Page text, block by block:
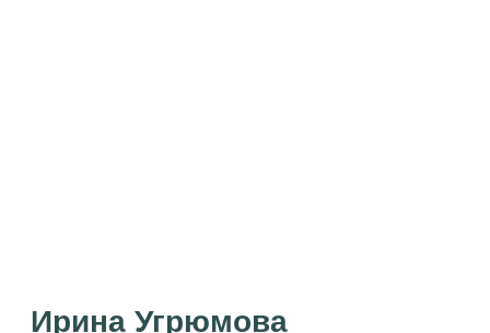
Ирина Угрюмова